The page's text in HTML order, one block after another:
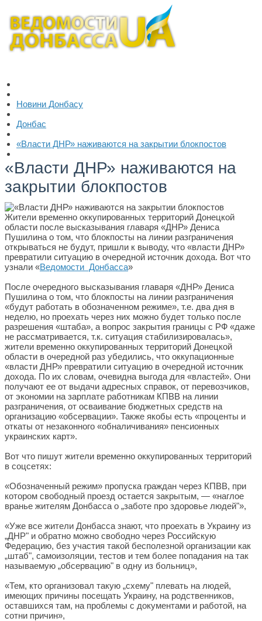
Новини Донбасу
Донбас
«Власти ДНР» наживаются на закрытии блокпостов
«Власти ДНР» наживаются на
закрытии блокпостов
Жители временно оккупированных территорий Донецкой
области после высказывания главаря «ДНР» Дениса
Пушилина о том, что блокпосты на линии разграничения
открываться не будут, пришли к выводу, что «власти ДНР»
превратили ситуацию в очередной источник дохода. Вот что
узнали «Ведомости Донбасса»
После очередного высказывания главаря «ДНР» Дениса
Пушилина о том, что блокпосты на линии разграничения
«будут работать в обозначенном режиме», т.е. два дня в
неделю, но проехать через них можно будет только после
разрешения «штаба», а вопрос закрытия границы с РФ «даже
не рассматривается, т.к. ситуация стабилизировалась»,
жители временно оккупированных территорий Донецкой
области в очередной раз убедились, что оккупационные
«власти ДНР» превратили ситуацию в очередной источник
дохода. По их словам, очевидна выгода для «властей». Они
получают ее от выдачи адресных справок, от перевозчиков,
от экономии на зарплате работникам КПВВ на линии
разграничения, от осваивание бюджетных средств на
организацию «обсервации». Также якобы есть «проценты и
откаты от незаконного «обналичивания» пенсионных
украинских карт».
Вот что пишут жители временно оккупированных территорий
в соцсетях:
«Обозначенный режим» пропуска граждан через КПВВ, при
котором свободный проезд остается закрытым, — «наглое
вранье жителям Донбасса о „заботе про здоровье людей"»,
«Уже все жители Донбасса знают, что проехать в Украину из
„ДНР" и обратно можно свободно через Российскую
Федерацию, без участия такой бесполезной организации как
„штаб", самоизоляции, тестов и тем более попадания на так
называемую „обсервацию" в одну из больниц»,
«Тем, кто организовал такую „схему" плевать на людей,
имеющих причины посещать Украину, на родственников,
оставшихся там, на проблемы с документами и работой, на
сотни причин»,